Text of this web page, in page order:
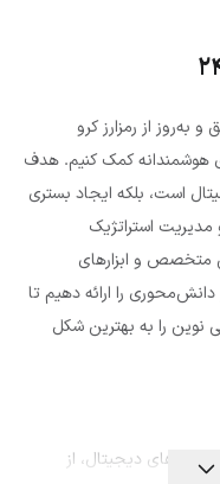
و به‌روز از رمزارز کرو
هوشمندانه کمک کنیم. هدف
است، بلکه ایجاد بستری
استراتژیک
متخصص و ابزارهای
را ارائه دهیم تا
نوین را به بهترین شکل
و جامع ارزهای دیجیتال، از